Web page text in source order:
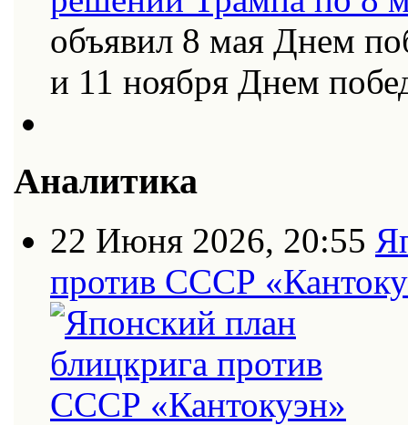
объявил 8 мая Днем
и 11 ноября Днем
Аналитика
22 Июня 2026, 20:55
против СССР